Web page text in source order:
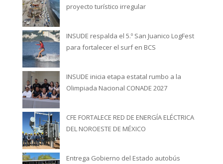
proyecto turístico irregular
INSUDE respalda el 5.º San Juanico LogFest
para fortalecer el surf en BCS
INSUDE inicia etapa estatal rumbo a la
Olimpiada Nacional CONADE 2027
CFE FORTALECE RED DE ENERGÍA ELÉCTRICA
DEL NOROESTE DE MÉXICO
Entrega Gobierno del Estado autobús